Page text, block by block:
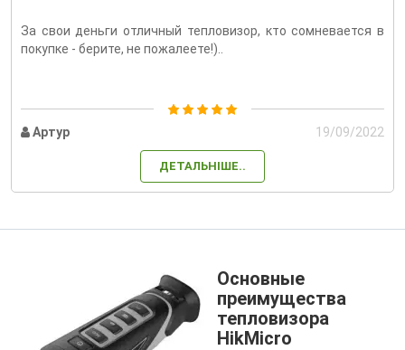
За свои деньги отличный тепловизор, кто сомневается в
покупке - берите, не пожалеете!)..
Артур 19/09/2022
ДЕТАЛЬНІШЕ..
Основные
преимущества
тепловизора
HikMicro